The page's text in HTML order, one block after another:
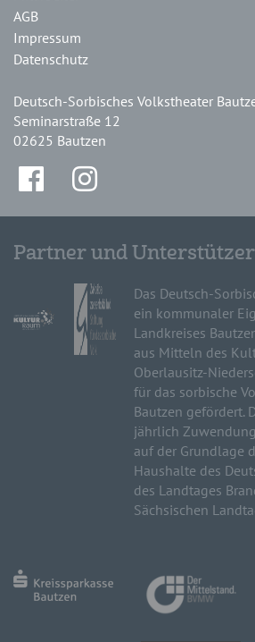
AGB
Impressum
Datenschutz
Deutsch-Sorbisches Volkstheater
Seminarstraße 12
02625 Bautzen
Partner und Unterstützer
Das Deutsch-
ein kommunaler
Landkreises
aus Mitteln des
Oberlausitz-
für das sorbische
Bautzen gefördert.
jährlich
auf der Grundlage
Haushalte des
des Landtages
Sächsischen